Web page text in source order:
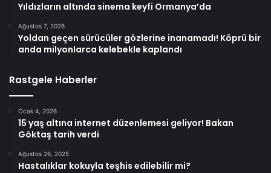
Yıldızların altında sinema keyfi Ormanya’da
Ağustos 7, 2026
Yoldan geçen sürücüler gözlerine inanamadı! Köprü bir
anda milyonlarca kelebekle kaplandı
Rastgele Haberler
Ocak 4, 2026
15 yaş altına internet düzenlemesi geliyor! Bakan
Göktaş tarih verdi
Ağustos 26, 2025
Hastalıklar kokuyla teşhis edilebilir mi?